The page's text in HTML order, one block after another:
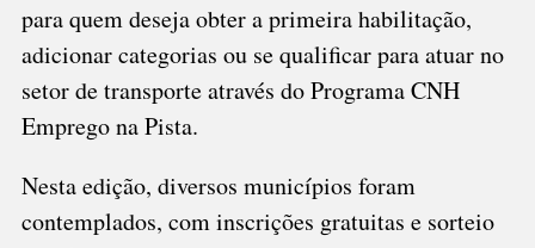
para quem deseja obter a primeira habilitação,
adicionar categorias ou se qualificar para atuar no
setor de transporte através do Programa CNH
Emprego na Pista.
Nesta edição, diversos municípios foram
contemplados, com inscrições gratuitas e sorteio